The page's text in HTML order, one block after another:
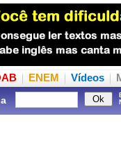
ENEM Vídeos